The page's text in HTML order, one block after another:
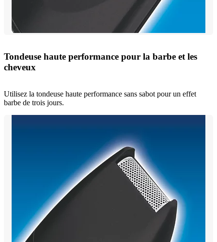
Tondeuse haute performance pour la barbe et les
cheveux
Utilisez la tondeuse haute performance sans sabot pour un effet
barbe de trois jours.